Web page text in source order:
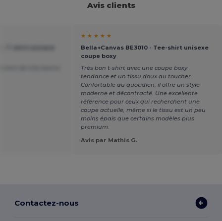
Avis clients
★ ★ ★ ★ ★
Bella+Canvas BE3010 - Tee-shirt unisexe
coupe boxy
Très bon t-shirt avec une coupe boxy
tendance et un tissu doux au toucher.
Confortable au quotidien, il offre un style
moderne et décontracté. Une excellente
référence pour ceux qui recherchent une
coupe actuelle, même si le tissu est un peu
moins épais que certains modèles plus
premium.
Avis par Mathis G.
Contactez-nous